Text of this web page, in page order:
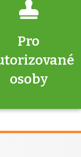
Pro
osoby